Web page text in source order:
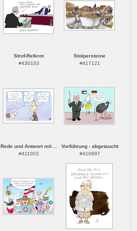
Strof-Referot
#430103
Stolpersteine
#417121
Rede und Antwort mit ...
#411003
Vorführung - abgetaucht
#410997